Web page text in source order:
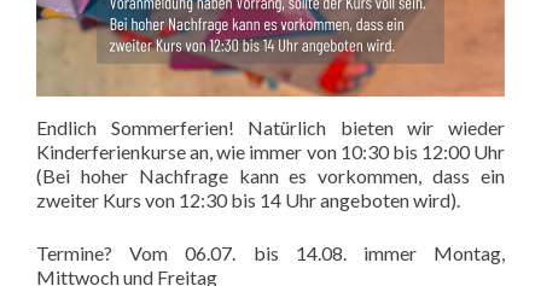
Endlich Sommerferien! Natürlich bieten wir wieder
Kinderferienkurse an, wie immer von 10:30 bis 12:00 Uhr
(Bei hoher Nachfrage kann es vorkommen, dass ein
zweiter Kurs von 12:30 bis 14 Uhr angeboten wird).
Termine? Vom 06.07. bis 14.08. immer Montag,
Mittwoch und Freitag